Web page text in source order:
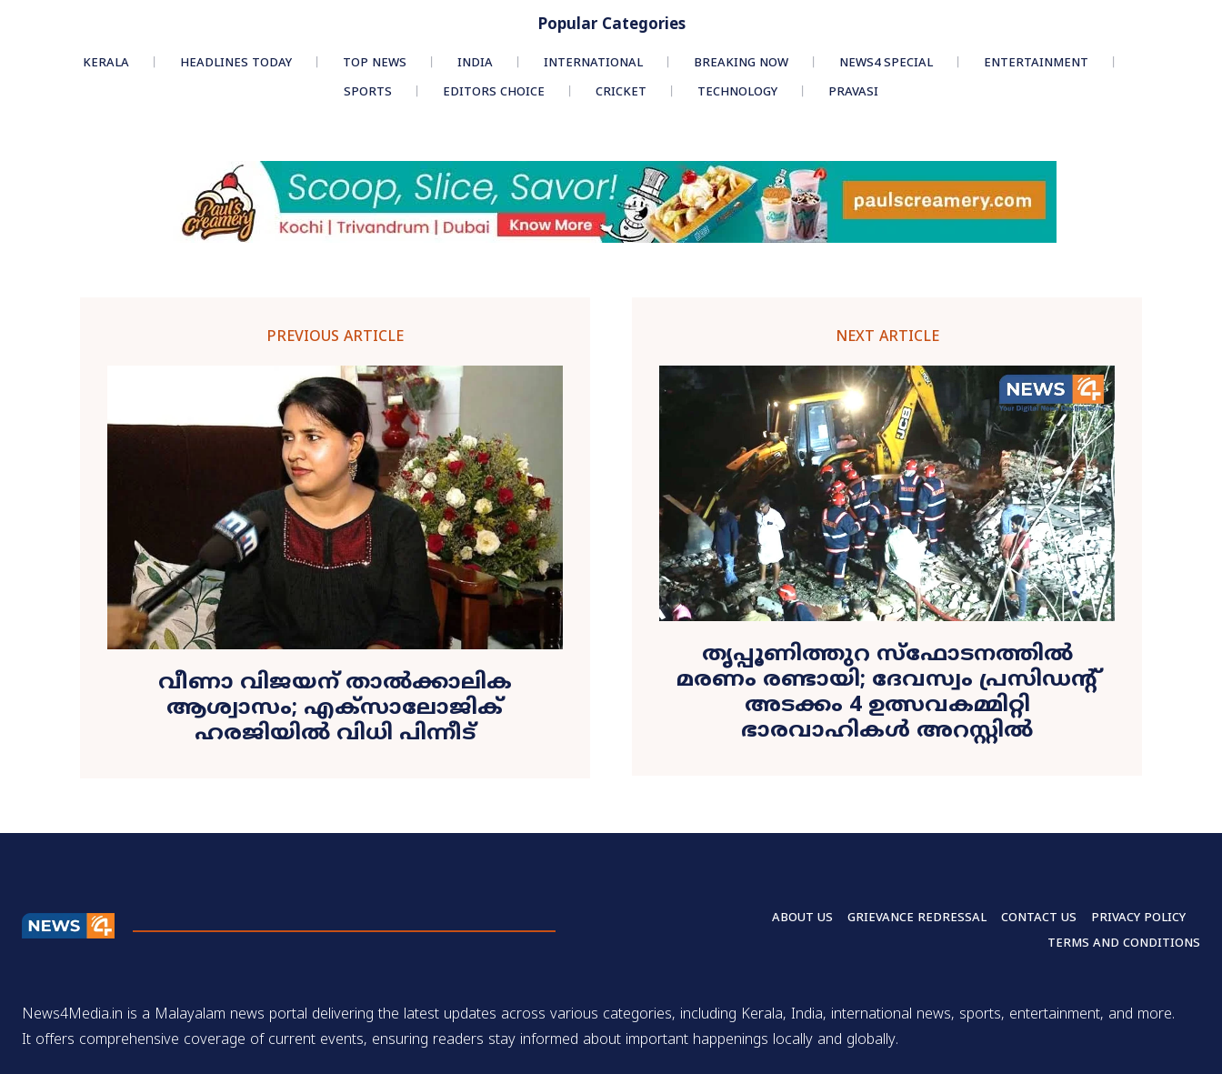
Popular Categories
KERALA HEADLINES TODAY TOP NEWS INDIA INTERNATIONAL BREAKING NOW NEWS4 SPECIAL
ENTERTAINMENT
SPORTS
EDITORS CHOICE CRICKET TECHNOLOGY PRAVASI
PREVIOUS ARTICLE
വീണാ വിജയന് താൽക്കാലിക
ആശ്വാസം; എക്സാലോജിക്
ഹരജിയിൽ വിധി പിന്നീട്
NEXT ARTICLE
തൃപ്പൂണിത്തുറ സ്ഫോടനത്തിൽ
മരണം രണ്ടായി; ദേവസ്വം പ്രസിഡന്റ്
അടക്കം 4 ഉത്സവകമ്മിറ്റി
ഭാരവാഹികൾ അറസ്റ്റിൽ
ABOUT US GRIEVANCE REDRESSAL CONTACT US
PRIVACY POLICY
TERMS AND CONDITIONS
News4Media.in is a Malayalam news portal delivering the latest updates across various categories, including Kerala, India, international news, sports, entertainment, and more.
It offers comprehensive coverage of current events, ensuring readers stay informed about important happenings locally and globally.